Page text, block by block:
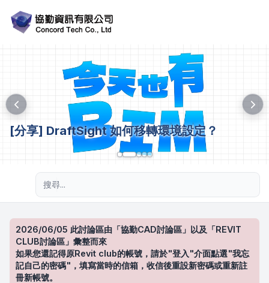
[分享] DraftSight 如何移轉環境設定？
2026/06/05 此討論區由「協勤CAD討論區」以及「REVIT
CLUB討論區」彙整而來
如果您還記得原Revit club的帳號，請於"登入"介面點選"我忘
記自己的密碼"，填寫當時的信箱，收信後重設新密碼或重新註
冊新帳號。